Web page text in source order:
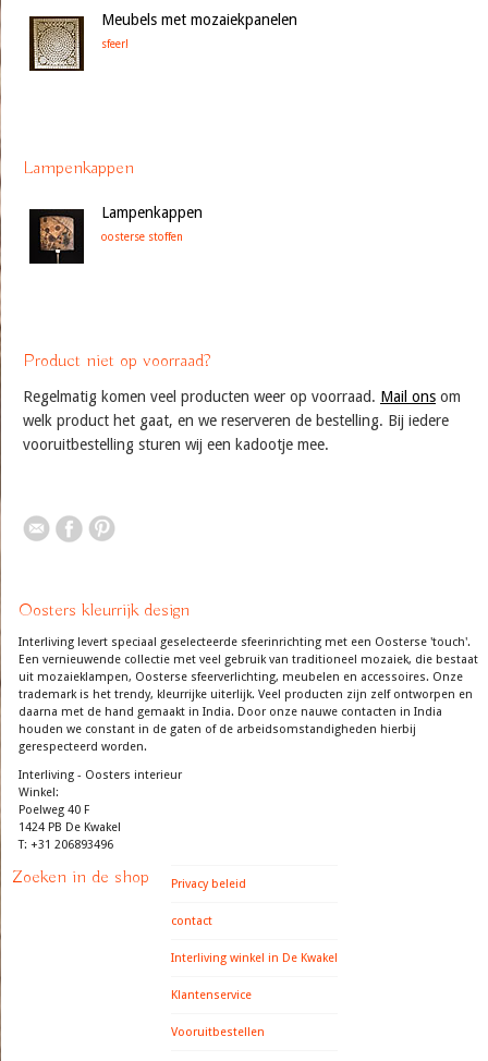
Meubels met mozaiekpanelen
sfeer!
Lampenkappen
Lampenkappen
oosterse stoffen
Product niet op voorraad?
Regelmatig komen veel producten weer op voorraad. Mail ons om
welk product het gaat, en we reserveren de bestelling. Bij iedere
vooruitbestelling sturen wij een kadootje mee.
Oosters kleurrijk design
Interliving levert speciaal geselecteerde sfeerinrichting met een Oosterse 'touch'.
Een vernieuwende collectie met veel gebruik van traditioneel mozaiek, die bestaat
uit mozaieklampen, Oosterse sfeerverlichting, meubelen en accessoires. Onze
trademark is het trendy, kleurrijke uiterlijk. Veel producten zijn zelf ontworpen en
daarna met de hand gemaakt in India. Door onze nauwe contacten in India
houden we constant in de gaten of de arbeidsomstandigheden hierbij
gerespecteerd worden.
Interliving - Oosters interieur
Winkel:
Poelweg 40 F
1424 PB De Kwakel
T: +31 206893496
Zoeken in de shop Privacy beleid
contact
Interliving winkel in De Kwakel
Klantenservice
Vooruitbestellen